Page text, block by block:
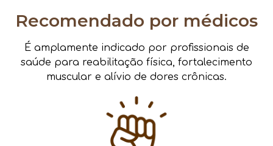
Recomendado por médicos
É amplamente indicado por profissionais de
saúde para reabilitação física, fortalecimento
muscular e alívio de dores crônicas.